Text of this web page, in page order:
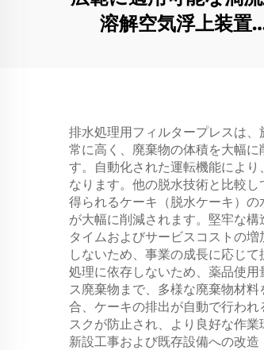
溶解空気浮上装置
排水処理用フィルタープレスは
常に高く、廃棄物の体積を大幅
す。自動化された運転機能によ
なります。他の脱水技術と比較
得られるケーキ（脱水ケーキ）
が大幅に削減されます。堅牢な
タイムおよびサービスコストの
しないため、事業の成長に応じ
処理に依存しないため、薬品使
ス廃棄物まで、多様な廃棄物材
合、ケーキの排出が自動で行わ
スクが防止され、より良好な作
新設工事および既存設備への改